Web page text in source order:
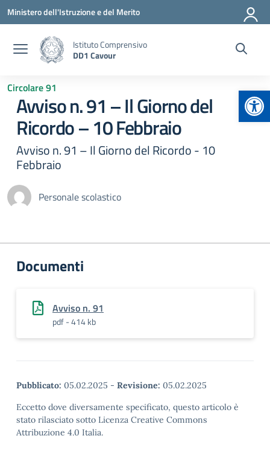
Vai ai contenuti
Vai al menu di navigazione
Vai al footer
Ministero dell'Istruzione e del Merito
Istituto Comprensivo
DD1 Cavour
Circolare 91
Avviso n. 91 – Il Giorno del
Ricordo – 10 Febbraio
Avviso n. 91 – Il Giorno del Ricordo - 10
Febbraio
Personale scolastico
Documenti
Avviso n. 91
pdf - 414 kb
Pubblicato: 05.02.2025 - Revisione: 05.02.2025
Eccetto dove diversamente specificato, questo articolo è
stato rilasciato sotto Licenza Creative Commons
Attribuzione 4.0 Italia.